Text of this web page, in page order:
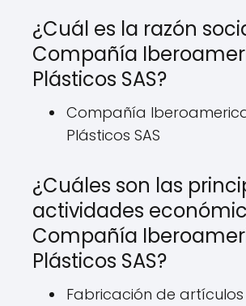
¿Cuál es la razón
Compañía
Plásticos SAS?
Compañía
Plásticos SAS
¿Cuáles son las
actividades
Compañía
Plásticos SAS?
Fabricación de